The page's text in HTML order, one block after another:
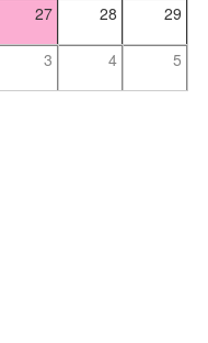
27 28 29
3 4 5